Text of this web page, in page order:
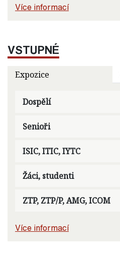
Více informací
VSTUPNÉ
Expozice
Dospělí
Senioři
ISIC, ITIC, IYTC
Žáci, studenti
ZTP, ZTP/P, AMG, ICOM
Více informací